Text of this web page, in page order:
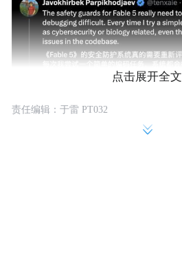
点击展开全文
责任编辑：于雷 PT032